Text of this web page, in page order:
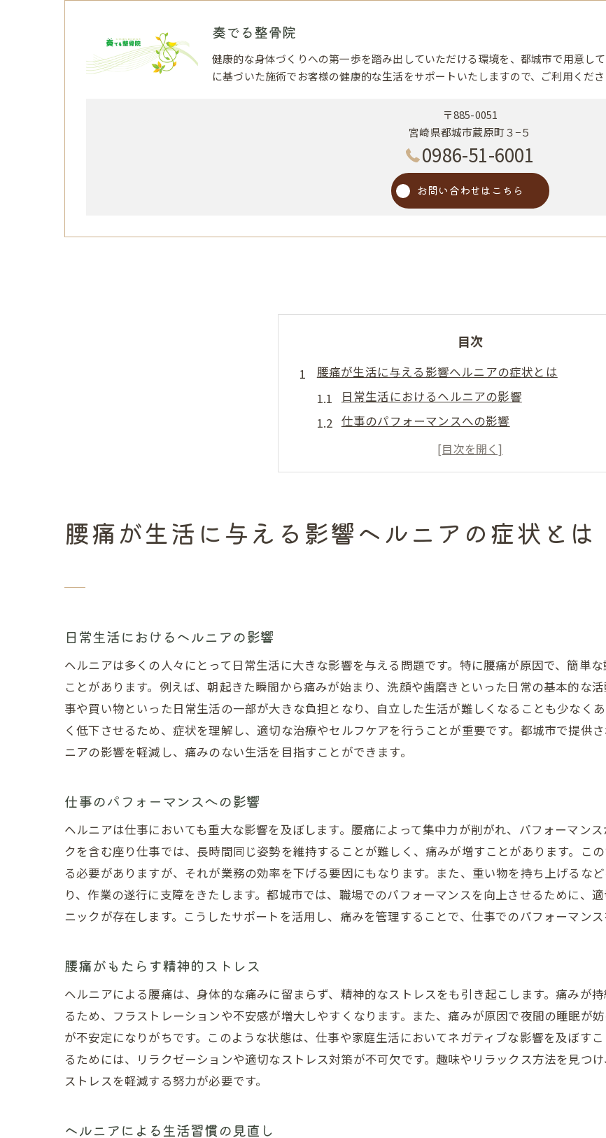
奏でる整骨院
健康的な身体づくりへの第一歩を踏み出していただける環境を、都城市で用意し
に基づいた施術でお客様の健康的な生活をサポートいたしますので、ご利用くださ
〒885-0051
宮崎県都城市蔵原町３−５
0986-51-6001
お問い合わせはこちら
目次
腰痛が生活に与える影響ヘルニアの症状とは
日常生活におけるヘルニアの影響
仕事のパフォーマンスへの影響
腰痛がもたらす精神的ストレス
ヘルニアによる生活習慣の見直し
運動制限とその影響
ヘルニアによる腰痛の原因とその対処法
適切な対処法の選び方
長期的な健康維持の重要性
都城市でのヘルニア治療法整形外科の選び方
信頼できる病院の見分け方
都城市での先進的な治療法
整形外科の予約の取り方
腰痛改善のための運動療法ヘルニアでもできるエクサ
安全に行える運動法
腰痛改善に役立つスポーツ
運動前後のストレッチ法
専門家の指導を受けた運動療法
奏でる整骨院
腰痛が生活に与える影響ヘルニアの症状とは
日常生活におけるヘルニアの影響
ヘルニアは多くの人々にとって日常生活に大きな影響を与える問題です。特に腰痛が原因で、簡単
ことがあります。例えば、朝起きた瞬間から痛みが始まり、洗顔や歯磨きといった日常の基本的な
事や買い物といった日常生活の一部が大きな負担となり、自立した生活が難しくなることも少なく
く低下させるため、症状を理解し、適切な治療やセルフケアを行うことが重要です。都城市で提供
ニアの影響を軽減し、痛みのない生活を目指すことができます。
仕事のパフォーマンスへの影響
ヘルニアは仕事においても重大な影響を及ぼします。腰痛によって集中力が削がれ、パフォーマン
クを含む座り仕事では、長時間同じ姿勢を維持することが難しく、痛みが増すことがあります。こ
る必要がありますが、それが業務の効率を下げる要因にもなります。また、重い物を持ち上げるな
り、作業の遂行に支障をきたします。都城市では、職場でのパフォーマンスを向上させるために、
ニックが存在します。こうしたサポートを活用し、痛みを管理することで、仕事でのパフォーマンス
腰痛がもたらす精神的ストレス
ヘルニアによる腰痛は、身体的な痛みに留まらず、精神的なストレスをも引き起こします。痛みが
るため、フラストレーションや不安感が増大しやすくなります。また、痛みが原因で夜間の睡眠が
が不安定になりがちです。このような状態は、仕事や家庭生活においてネガティブな影響を及ぼす
るためには、リラクゼーションや適切なストレス対策が不可欠です。趣味やリラックス方法を見つ
ストレスを軽減する努力が必要です。
ヘルニアによる生活習慣の見直し